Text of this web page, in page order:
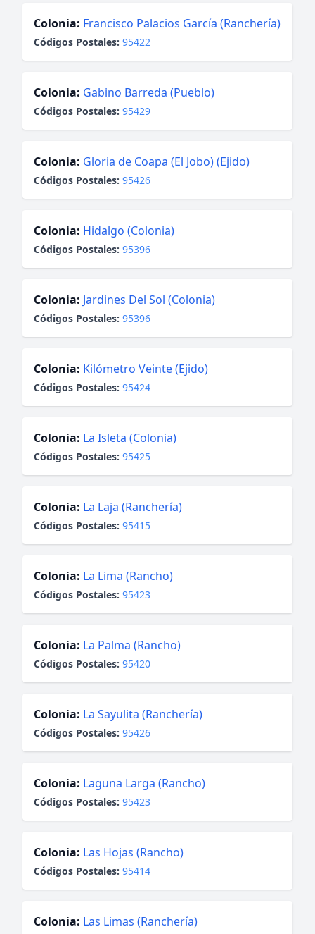
Colonia: Francisco Palacios García (Ranchería)
Códigos Postales: 95422
Colonia: Gabino Barreda (Pueblo)
Códigos Postales: 95429
Colonia: Gloria de Coapa (El Jobo) (Ejido)
Códigos Postales: 95426
Colonia: Hidalgo (Colonia)
Códigos Postales: 95396
Colonia: Jardines Del Sol (Colonia)
Códigos Postales: 95396
Colonia: Kilómetro Veinte (Ejido)
Códigos Postales: 95424
Colonia: La Isleta (Colonia)
Códigos Postales: 95425
Colonia: La Laja (Ranchería)
Códigos Postales: 95415
Colonia: La Lima (Rancho)
Códigos Postales: 95423
Colonia: La Palma (Rancho)
Códigos Postales: 95420
Colonia: La Sayulita (Ranchería)
Códigos Postales: 95426
Colonia: Laguna Larga (Rancho)
Códigos Postales: 95423
Colonia: Las Hojas (Rancho)
Códigos Postales: 95414
Colonia: Las Limas (Ranchería)